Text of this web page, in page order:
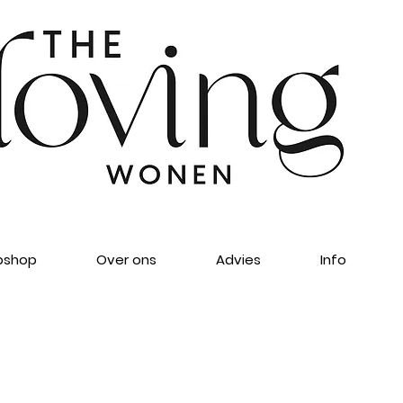
Over ons Advies Info